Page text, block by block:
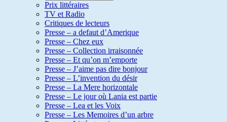
Prix littéraires
TV et Radio
Critiques de lecteurs
Presse – a defaut d’Amerique
Presse – Chez eux
Presse – Collection irraisonnée
Presse – Et qu’on m’emporte
Presse – J’aime pas dire bonjour
Presse – L’invention du désir
Presse – La Mere horizontale
Presse – Le jour où Lania est partie
Presse – Lea et les Voix
Presse – Les Memoires d’un arbre